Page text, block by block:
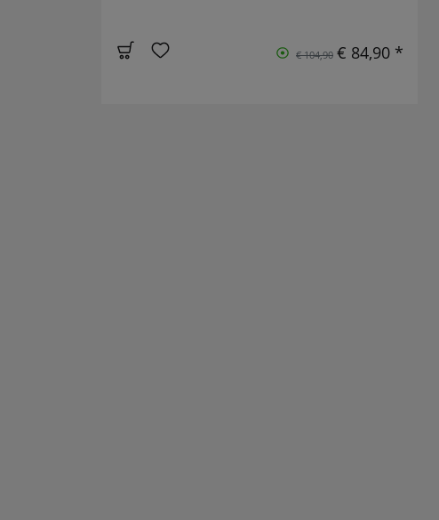
€ 104,90 € 84,90 *